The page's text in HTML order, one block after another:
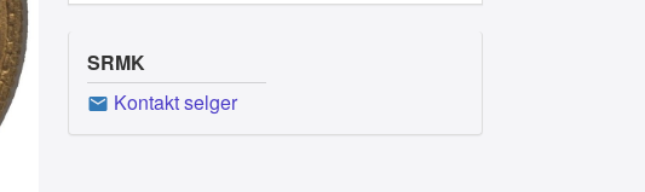
SRMK
Kontakt selger